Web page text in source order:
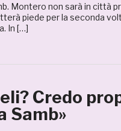
Montero non sarà in città
piede per la seconda
In […]
Credo
Samb»